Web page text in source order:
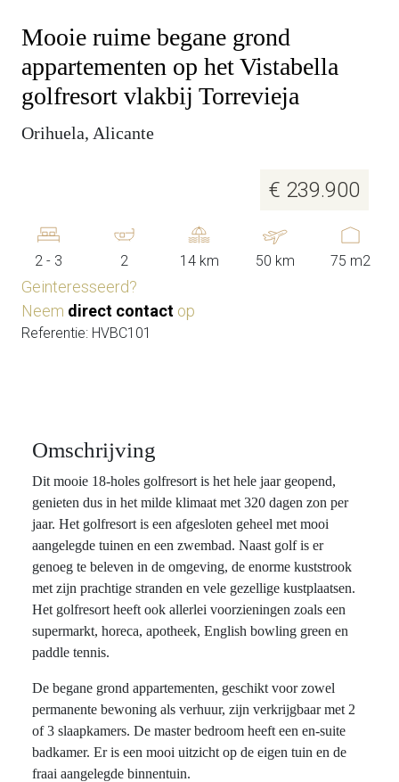
Mooie ruime begane grond
appartementen op het Vistabella
golfresort vlakbij Torrevieja
Orihuela, Alicante
€ 239.900
2 - 3 2 14 km 50 km 75 m2
Geinteresseerd?
Neem direct contact op
Referentie: HVBC101
Omschrijving
Dit mooie 18-holes golfresort is het hele jaar geopend,
genieten dus in het milde klimaat met 320 dagen zon per
jaar. Het golfresort is een afgesloten geheel met mooi
aangelegde tuinen en een zwembad. Naast golf is er
genoeg te beleven in de omgeving, de enorme kuststrook
met zijn prachtige stranden en vele gezellige kustplaatsen.
Het golfresort heeft ook allerlei voorzieningen zoals een
supermarkt, horeca, apotheek, English bowling green en
paddle tennis.
De begane grond appartementen, geschikt voor zowel
permanente bewoning als verhuur, zijn verkrijgbaar met 2
of 3 slaapkamers. De master bedroom heeft een en-suite
badkamer. Er is een mooi uitzicht op de eigen tuin en de
fraai aangelegde binnentuin.